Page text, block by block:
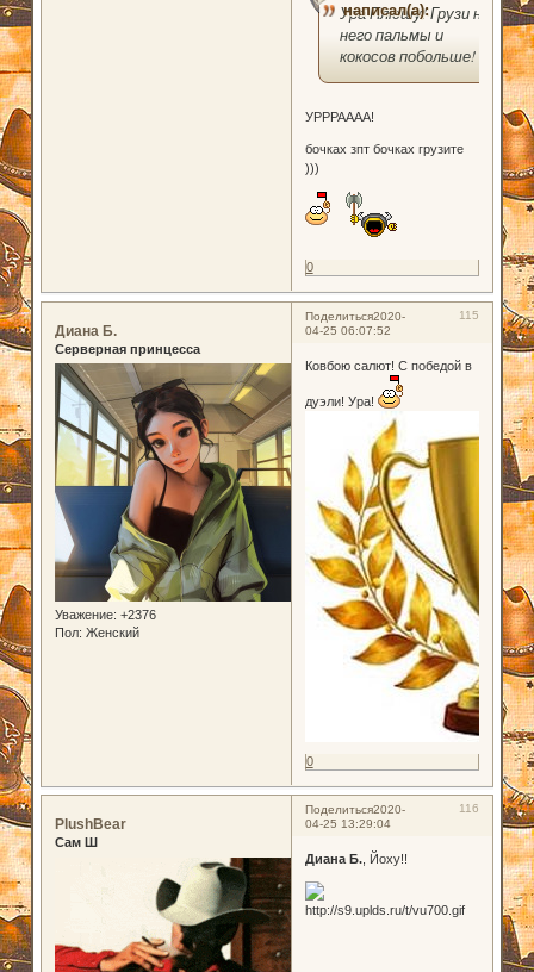
написал(а):
Ура Плюшу! Грузи на
него пальмы и
кокосов побольше!
УРРРАААА!
бочках зпт бочках грузите
)))
0
Поделиться 115
2020-
04-25 06:07:52
Диана Б.
Серверная принцесса
Уважение: +2376
Пол: Женский
Ковбою салют! С победой в
дуэли! Ура!
0
Поделиться 116
2020-
04-25 13:29:04
PlushBear
Сам Ш
Диана Б., Йоху!!